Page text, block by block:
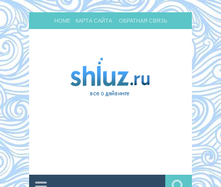
HOME КАРТА САЙТА ОБРАТНАЯ СВЯЗЬ